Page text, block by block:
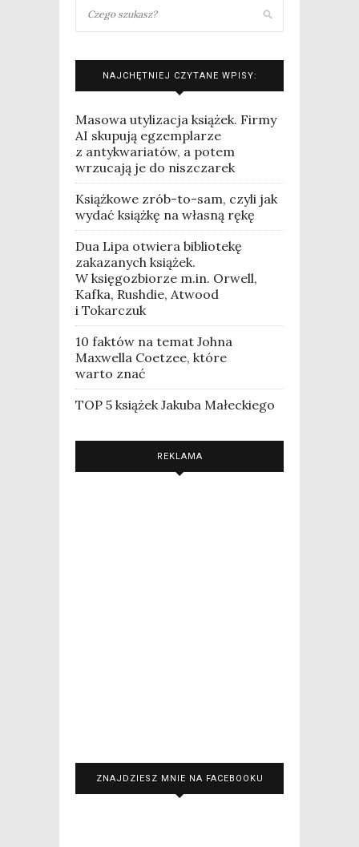
NAJCHĘTNIEJ CZYTANE WPISY:
Masowa utylizacja książek. Firmy
AI skupują egzemplarze
z antykwariatów, a potem
wrzucają je do niszczarek
Książkowe zrób-to-sam, czyli jak
wydać książkę na własną rękę
Dua Lipa otwiera bibliotekę
zakazanych książek.
W księgozbiorze m.in. Orwell,
Kafka, Rushdie, Atwood
i Tokarczuk
10 faktów na temat Johna
Maxwella Coetzee, które
warto znać
TOP 5 książek Jakuba Małeckiego
REKLAMA
ZNAJDZIESZ MNIE NA FACEBOOKU